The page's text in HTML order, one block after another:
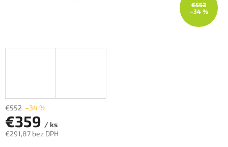
€552
–34 %
€552 –34 %
€359 / ks
€291,87 bez DPH